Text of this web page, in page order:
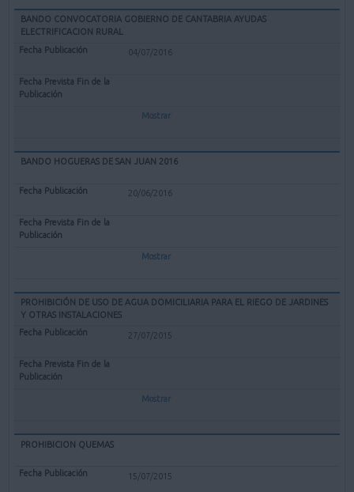
BANDO CONVOCATORIA GOBIERNO DE CANTABRIA AYUDAS
ELECTRIFICACION RURAL
04/07/2016
Mostrar
BANDO HOGUERAS DE SAN JUAN 2016
20/06/2016
Mostrar
PROHIBICIÓN DE USO DE AGUA DOMICILIARIA PARA EL RIEGO DE JARDINES
Y OTRAS INSTALACIONES
27/07/2015
Mostrar
PROHIBICION QUEMAS
15/07/2015